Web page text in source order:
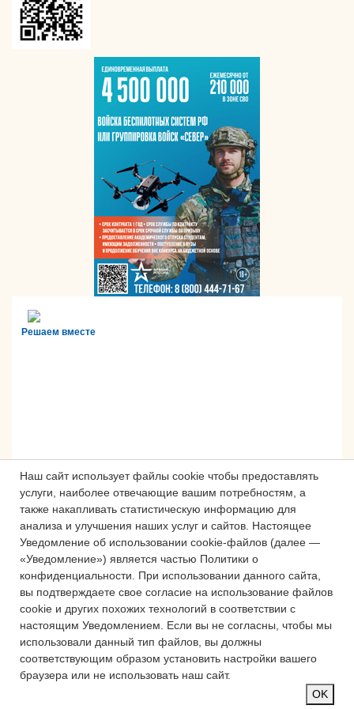
Наш сайт использует файлы cookie чтобы предоставлять
услуги, наиболее отвечающие вашим потребностям, а
также накапливать статистическую информацию для
анализа и улучшения наших услуг и сайтов. Настоящее
Уведомление об использовании cookie-файлов (далее —
«Уведомление») является частью Политики о
конфиденциальности.
При использовании данного сайта,
вы подтверждаете свое согласие на использование файлов
cookie и других похожих технологий в соответствии с
настоящим Уведомлением.
Если вы не согласны, чтобы мы
использовали данный тип файлов, вы должны
соответствующим образом установить настройки вашего
браузера или не использовать наш сайт.
OK
Решаем вместе
Сложности с получением «Пушкинской
карты» или приобретением билетов?
Знаете, как улучшить работу
учреждений культуры?
Написать